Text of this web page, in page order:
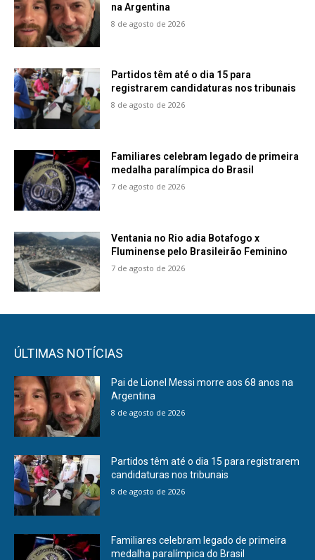
na Argentina
8 de agosto de 2026
Partidos têm até o dia 15 para
registrarem candidaturas nos tribunais
8 de agosto de 2026
Familiares celebram legado de primeira
medalha paralímpica do Brasil
7 de agosto de 2026
Ventania no Rio adia Botafogo x
Fluminense pelo Brasileirão Feminino
7 de agosto de 2026
ÚLTIMAS NOTÍCIAS
Pai de Lionel Messi morre aos 68 anos na
Argentina
8 de agosto de 2026
Partidos têm até o dia 15 para registrarem
candidaturas nos tribunais
8 de agosto de 2026
Familiares celebram legado de primeira
medalha paralímpica do Brasil